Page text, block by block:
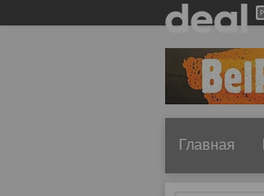
Главная